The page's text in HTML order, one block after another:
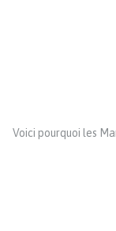
Voici pourquoi les